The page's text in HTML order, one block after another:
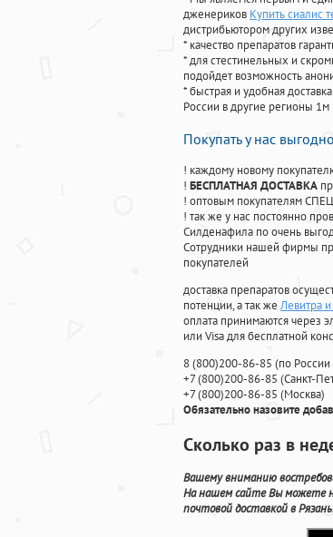
дженериков Купить сиалис
дистрибьютором других
* качество препаратов
* для стестинельных и
подойдет возможность
* быстрая и удобная
России в другие регионы 1м
Покупать у нас выгодно
! каждому новому
! БЕСПЛАТНАЯ ДОСТАВКА
! оптовым покупателям
! так же у нас постоянно
Силденафила по очень
Cотрудники нашей фирмы
покупателей
доставка препаратов
потенции, а так же Левитра
оплата принимаются через
или Visa для бесплатной
8(800)200-86-85 (по
+7(800)200-86-85 (Санкт-
+7(800)200-86-85 (Москва)
Обязательно назовите
Сколько раз в
Вашему вниманию
На нашем сайте Вы можете
почтовой доставкой в